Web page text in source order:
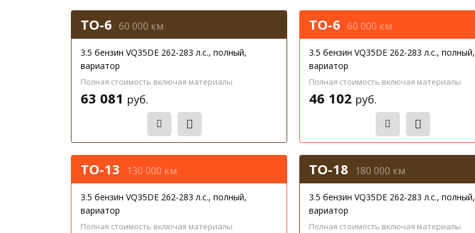
ТО-6 60 000 км
3.5 бензин VQ35DE 262-283 л.с., полный,
вариатор
Полная стоимость включая материалы
63 081 руб.
ТО-6 60 000 км
3.5 бензин VQ35DE 262-283 л.с., полный,
вариатор
Полная стоимость включая материалы
46 102 руб.
ТО-13 130 000 км
3.5 бензин VQ35DE 262-283 л.с., полный,
вариатор
Полная стоимость включая материалы
ТО-18 180 000 км
3.5 бензин VQ35DE 262-283 л.с., полный,
вариатор
Полная стоимость включая материалы